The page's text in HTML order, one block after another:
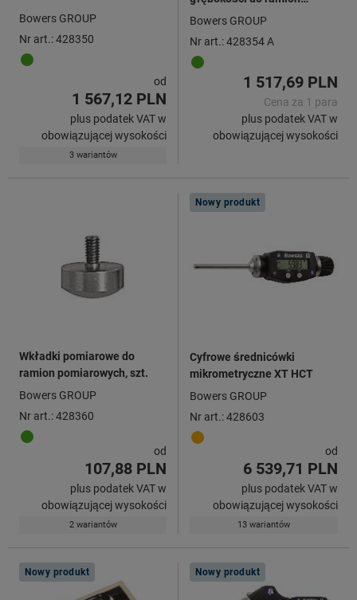
Bowers GROUP
Nr art.: 428350
od
1 567,12 PLN
plus podatek VAT w
obowiązującej wysokości
3 wariantów
pomiarowych 428350, Typ: A
Bowers GROUP
Nr art.: 428354 A
1 517,69 PLN
Cena za 1 para
plus podatek VAT w
obowiązującej wysokości
Wkładki pomiarowe do
ramion pomiarowych, szt.
Bowers GROUP
Nr art.: 428360
od
107,88 PLN
plus podatek VAT w
obowiązującej wysokości
2 wariantów
Nowy produkt
Cyfrowe średnicówki
mikrometryczne XT HCT
Bowers GROUP
Nr art.: 428603
od
6 539,71 PLN
plus podatek VAT w
obowiązującej wysokości
13 wariantów
Nowy produkt Nowy produkt